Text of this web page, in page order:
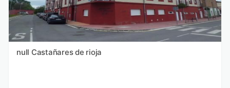
null Castañares de rioja